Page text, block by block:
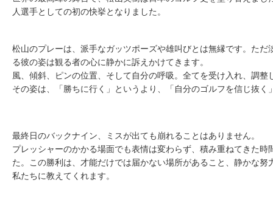
人選手としての初の快挙となりました。
松山のプレーは、派手なガッツポーズや雄叫びとは無縁です。ただ
る彼の姿は観る者の心に静かに訴えかけてきます。
風、傾斜、ピンの位置、そして自分の呼吸。全てを受け入れ、調整
その姿は、「勝ちに行く」というより、「自分のゴルフを信じ抜く
最終日のバックナイン、ミスが出ても崩れることはありません。
プレッシャーのかかる場面でも表情は変わらず、積み重ねてきた時
た。この勝利は、才能だけでは届かない場所があること、静かな
私たちに教えてくれます。